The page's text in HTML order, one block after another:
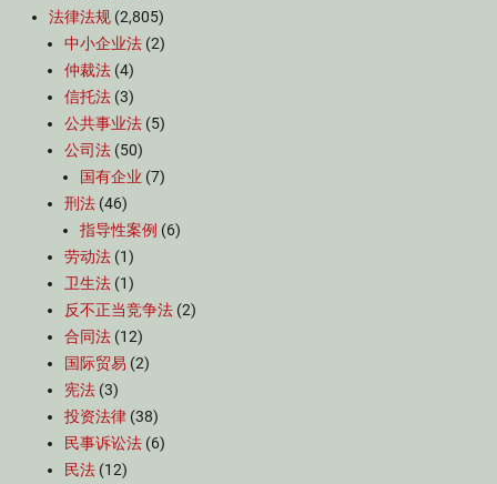
法律法规 (2,805)
中小企业法 (2)
仲裁法 (4)
信托法 (3)
公共事业法 (5)
公司法 (50)
国有企业 (7)
刑法 (46)
指导性案例 (6)
劳动法 (1)
卫生法 (1)
反不正当竞争法 (2)
合同法 (12)
国际贸易 (2)
宪法 (3)
投资法律 (38)
民事诉讼法 (6)
民法 (12)